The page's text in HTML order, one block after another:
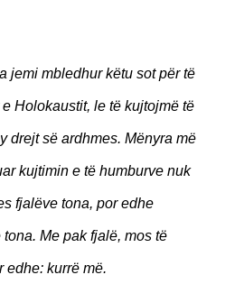
jemi mbledhur këtu sot për të
Holokaustit, le të kujtojmë të
drejt së ardhmes. Mënyra më
kujtimin e të humburve nuk
fjalëve tona, por edhe
Me pak fjalë, mos të
edhe: kurrë më.